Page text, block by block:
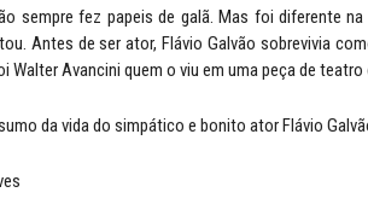
sempre fez papeis de galã. Mas foi diferente
Antes de ser ator, Flávio Galvão sobrevivia
Walter Avancini quem o viu em uma peça de teatro
da vida do simpático e bonito ator Flávio